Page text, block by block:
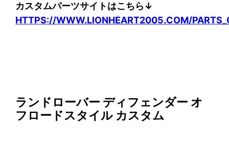
カスタムパーツサイトはこちら↓
HTTPS://WWW.LIONHEART2005.COM/
ランドローバー ディフェンダー オ
フロードスタイル カスタム